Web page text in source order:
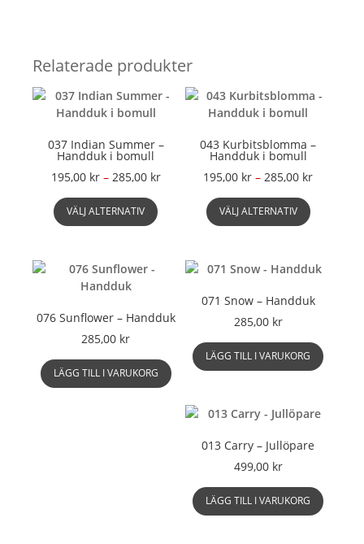
Relaterade produkter
037 Indian Summer –
Handduk i bomull
195,00 kr – 285,00 krPrisintervall:
VÄLJ ALTERNATIV
här
olika
väljas
på
produktsidan
043 Kurbitsblomma –
Handduk i bomull
195,00 kr – 285,00 kr
VÄLJ ALTERNATIV
här
flera
De
kan
väljas
076 Sunflower – Handduk
285,00 kr
LÄGG TILL I VARUKORG
071 Snow – Handduk
285,00 kr
LÄGG TILL I VARUKORG
013 Carry – Jullöpare
499,00 kr
LÄGG TILL I VARUKORG